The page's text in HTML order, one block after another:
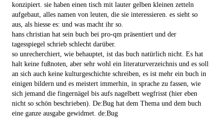
konzipiert. sie haben einen tisch mit lauter gelben kleinen zetteln
aufgebaut, alles namen von leuten, die sie interessieren. es sieht so
aus, als hiesse es: und was macht ihr so.
hans christian hat sein buch bei pro-qm präsentiert und der
tagesspiegel schrieb schlecht darüber.
so unrecherchiert, wie behauptet, ist das buch natürlich nicht. Es hat
halt keine fußnoten, aber sehr wohl ein literaturverzeichnis und es soll
an sich auch keine kulturgeschichte schreiben, es ist mehr ein buch in
einigen bildern und es meistert immerhin, in sprache zu fassen, wie
sich jemand die fingernägel bis aufs nagelbett wegfrisst (hier eben
nicht so schön beschrieben). De:Bug hat dem Thema und dem buch
eine ganze ausgabe gewidmet. de:Bug